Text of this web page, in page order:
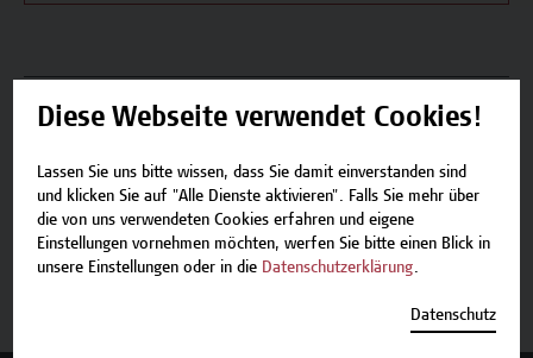
Beschreibung
Termine und Anmeldung
Jetzt anmelden
Diese Webseite verwendet Cookies!
Lassen Sie uns bitte wissen, dass Sie damit einverstanden sind
und klicken Sie auf "Alle Dienste aktivieren". Falls Sie mehr über
die von uns verwendeten Cookies erfahren und eigene
Einstellungen vornehmen möchten, werfen Sie bitte einen Blick in
unsere Einstellungen oder in die Datenschutzerklärung.
Datenschutz